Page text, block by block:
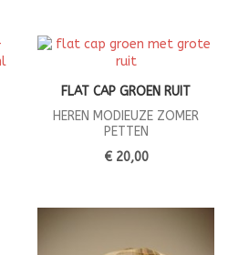
FLAT CAP GROEN RUIT
HEREN MODIEUZE ZOMER
PETTEN
€ 20,00